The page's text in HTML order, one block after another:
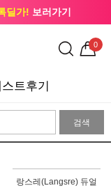
딜가! 보러가기
0
트후기
검색
랑스레(Langsre) 듀얼